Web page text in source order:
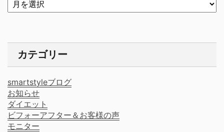
カテゴリー
smartstyleブログ
お知らせ
ダイエット
ビフォーアフター＆お客様の声
モニター